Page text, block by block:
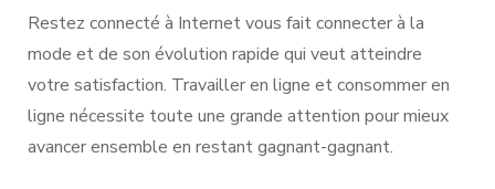
Restez connecté à Internet vous fait connecter à la
mode et de son évolution rapide qui veut atteindre
votre satisfaction. Travailler en ligne et consommer en
ligne nécessite toute une grande attention pour mieux
avancer ensemble en restant gagnant-gagnant.